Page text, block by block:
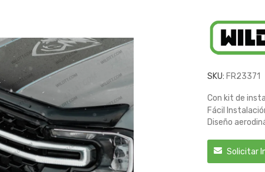
SKU: FR23371
Con kit de
Fácil
Diseño
Solicitar